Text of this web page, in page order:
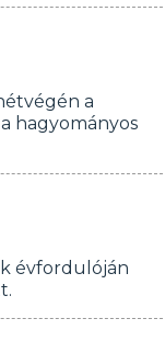
a
hagyományos
évfordulóján